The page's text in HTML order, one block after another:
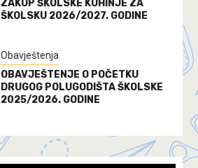
ZAKUP ŠKOLSKE KUHINJE ZA
ŠKOLSKU 2026/2027. GODINE
Obavještenja
OBAVJEŠTENJE O POČETKU
DRUGOG POLUGODIŠTA ŠKOLSKE
2025/2026. GODINE